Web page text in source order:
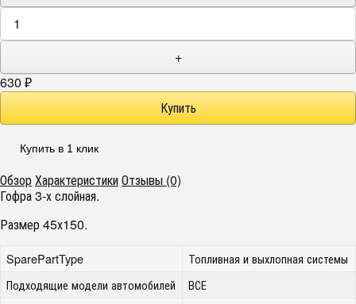
+
630 ₽
Купить в 1 клик
ОбзорХарактеристикиОтзывы (0)
Гофра 3-х слойная.
Размер 45х150.
SparePartType
Топливная и выхлопная системы
Подходящие модели автомобилей
ВСЕ